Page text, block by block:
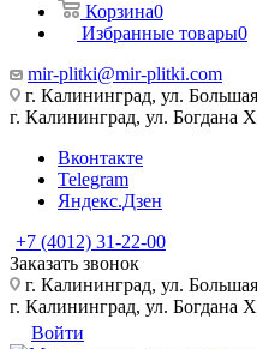
Корзина0
Избранные товары0
mir-plitki@mir-plitki.com
г. Калининград, ул.
г. Калининград, ул. Богдана
Вконтакте
Telegram
Яндекс.Дзен
+7 (4012) 31-22-00
Заказать звонок
г. Калининград, ул.
г. Калининград, ул. Богдана
Войти